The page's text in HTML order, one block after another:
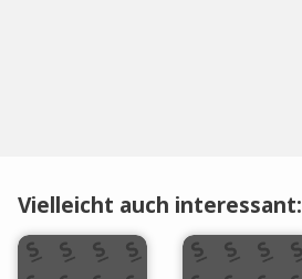
Vielleicht auch interessant: